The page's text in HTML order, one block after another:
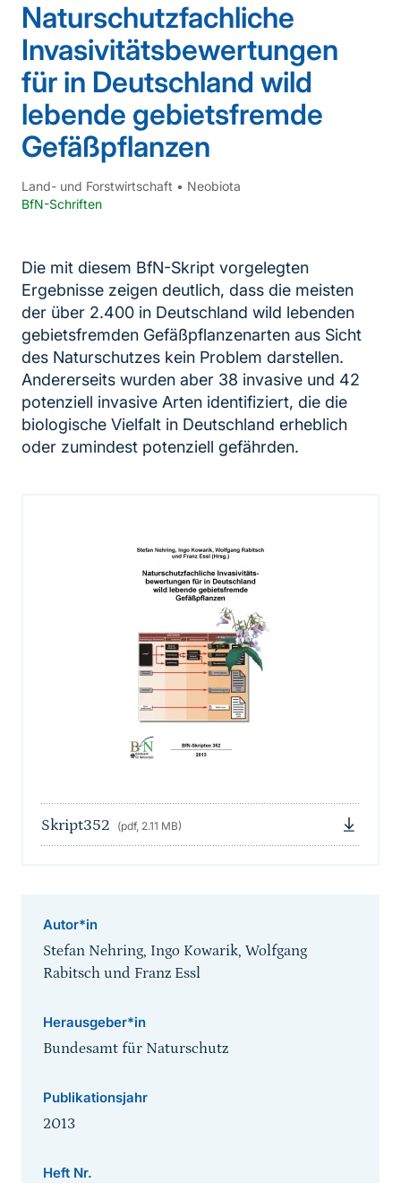
Naturschutzfachliche
Invasivitätsbewertungen
für in Deutschland wild
lebende gebietsfremde
Gefäßpflanzen
Land- und Forstwirtschaft • Neobiota
BfN-Schriften
Die mit diesem BfN-Skript vorgelegten
Ergebnisse zeigen deutlich, dass die meisten
der über 2.400 in Deutschland wild lebenden
gebietsfremden Gefäßpflanzenarten aus Sicht
des Naturschutzes kein Problem darstellen.
Andererseits wurden aber 38 invasive und 42
potenziell invasive Arten identifiziert, die die
biologische Vielfalt in Deutschland erheblich
oder zumindest potenziell gefährden.
Skript352 (pdf, 2.11 MB)
Autor*in
Stefan Nehring, Ingo Kowarik, Wolfgang
Rabitsch und Franz Essl
Herausgeber*in
Bundesamt für Naturschutz
Publikationsjahr
2013
Heft Nr.